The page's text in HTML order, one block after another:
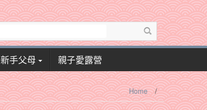
新手父母 親子愛露營
Home /